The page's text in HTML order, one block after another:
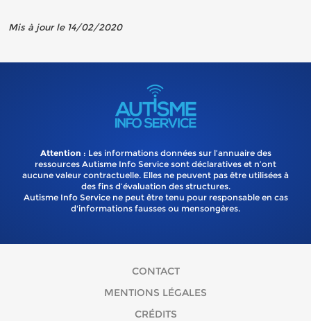
Mis à jour le 14/02/2020
Attention : Les informations données sur l’annuaire des
ressources Autisme Info Service sont déclaratives et n’ont
aucune valeur contractuelle. Elles ne peuvent pas être utilisées à
des fins d’évaluation des structures.
Autisme Info Service ne peut être tenu pour responsable en cas
d'informations fausses ou mensongères.
CONTACT
MENTIONS LÉGALES
CRÉDITS